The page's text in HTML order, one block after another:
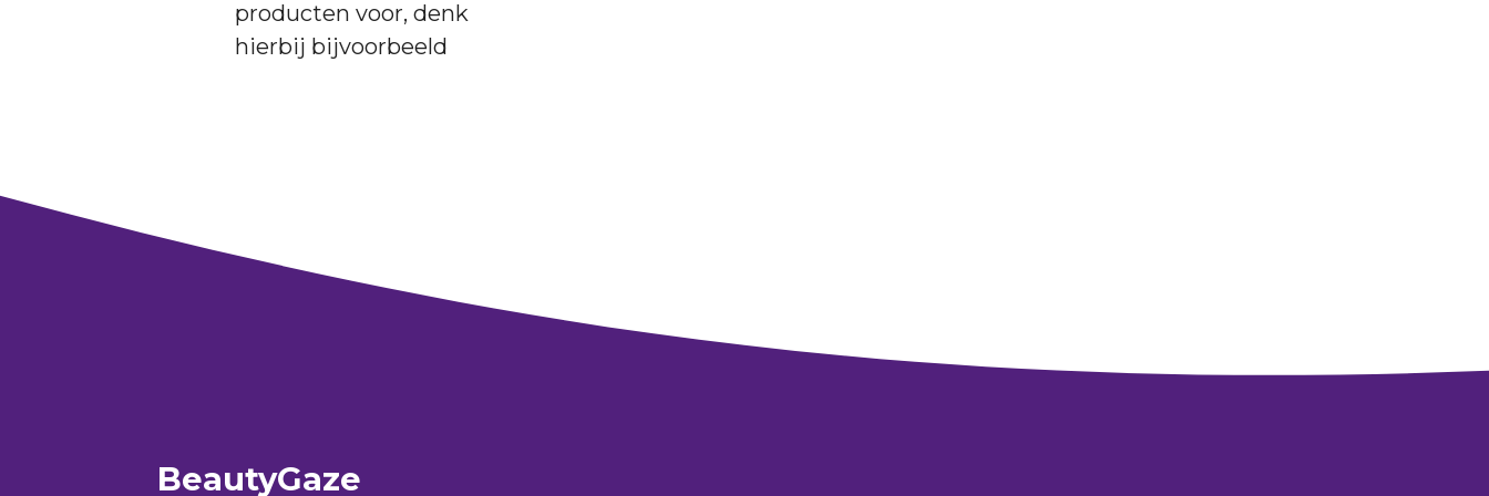
producten voor, denk
hierbij bijvoorbeeld
BeautyGaze